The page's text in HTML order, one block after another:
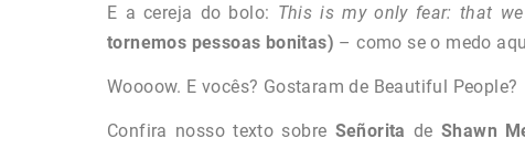
E a cereja do bolo: This is my only fear: that
tornemos pessoas bonitas) – como se o medo
Woooow. E vocês? Gostaram de Beautiful People?
Confira nosso texto sobre Señorita de Shawn